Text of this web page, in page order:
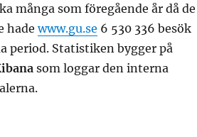
många som föregående år då de
hadewww.gu.se 6 530 336 besök
period. Statistiken bygger på
som loggar den interna